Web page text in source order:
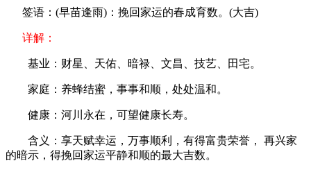
签语：(早苗逢雨)：挽回家运的春成育数。(大吉)
详解：
基业：财星、天佑、暗禄、文昌、技艺、田宅。
家庭：养蜂结蜜，事事和顺，处处温和。
健康：河川永在，可望健康长寿。
含义：享天赋幸运，万事顺利，有得富贵荣誉， 再兴家
的暗示，得挽回家运平静和顺的最大吉数。